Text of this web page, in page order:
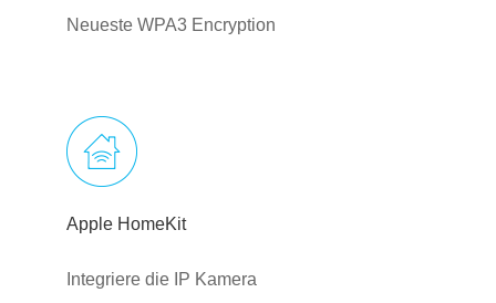
Neueste WPA3 Encryption
Apple HomeKit
Integriere die IP Kamera